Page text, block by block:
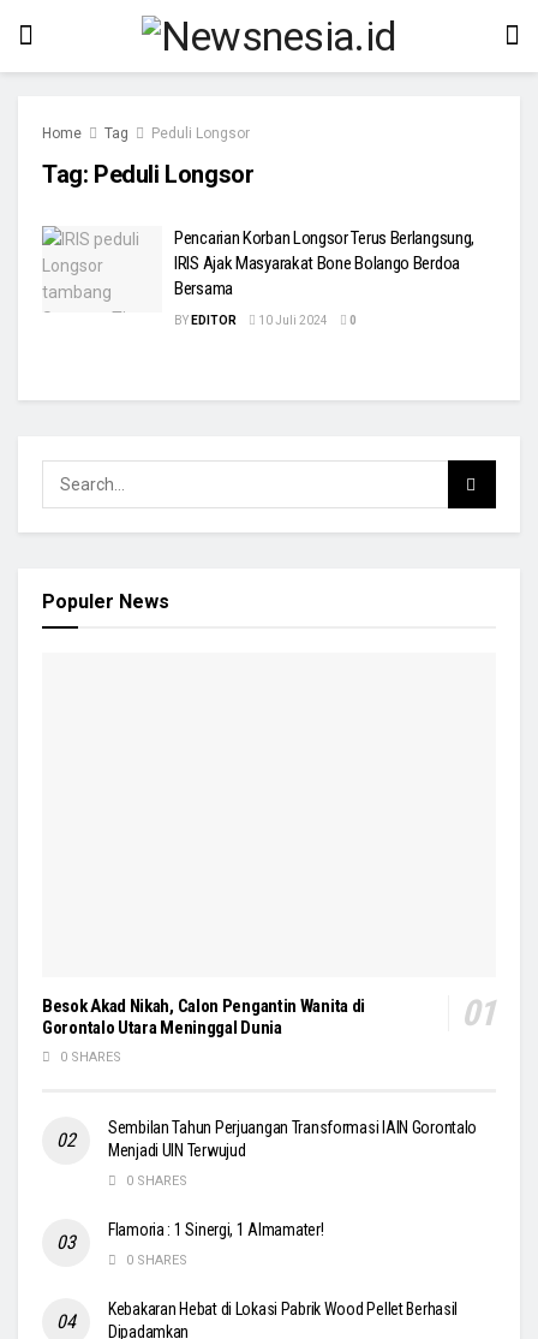
Home Tag Peduli Longsor
Tag: Peduli Longsor
Pencarian Korban Longsor Terus Berlangsung,
IRIS Ajak Masyarakat Bone Bolango Berdoa
Bersama
BY EDITOR 10 Juli 2024 0
Populer News
Besok Akad Nikah, Calon Pengantin Wanita di
Gorontalo Utara Meninggal Dunia
0 SHARES
Sembilan Tahun Perjuangan Transformasi IAIN Gorontalo
Menjadi UIN Terwujud
0 SHARES
Flamoria : 1 Sinergi, 1 Almamater!
0 SHARES
Kebakaran Hebat di Lokasi Pabrik Wood Pellet Berhasil
Dipadamkan